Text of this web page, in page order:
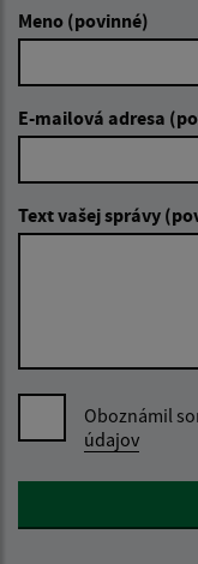
Meno (povinné)
E-mailová adresa
Text vašej správy
Oboznámil
údajov
Google reCaptcha